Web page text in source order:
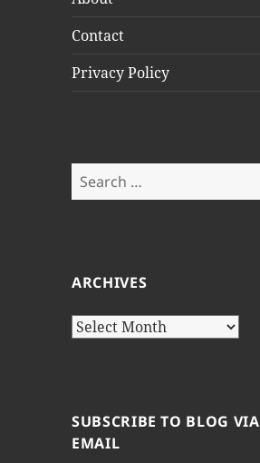
Contact
Privacy Policy
Search
for:
ARCHIVES
Archives
SUBSCRIBE TO BLOG VIA
EMAIL